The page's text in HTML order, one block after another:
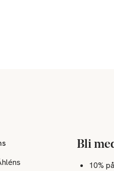
Bli
10%